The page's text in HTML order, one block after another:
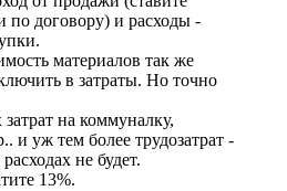
по договору) и расходы -
материалов так же
в затраты. Но точно
на коммуналку,
и уж тем более трудозатрат -
не будет.
13%.